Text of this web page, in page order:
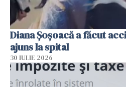
Diana Șoșoacă a făcut
ajuns la spital
30 IULIE 2026